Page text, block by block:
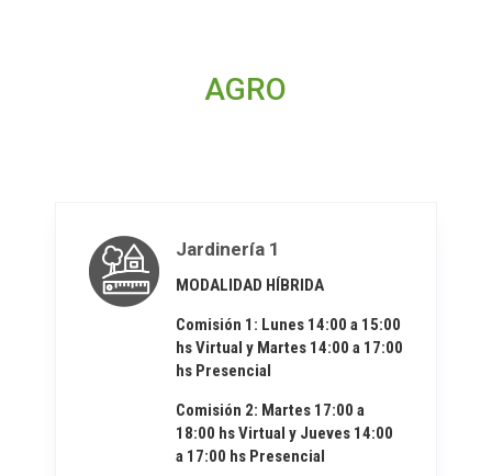
AGRO
Jardinería 1
MODALIDAD HÍBRIDA
Comisión 1: Lunes 14:00 a 1 5:00
hs Virtual y Martes 14:00 a 17:00
hs Presencial
Comisión 2: Martes 17:00 a
18:00 hs Virtual y Jueves 14:00
a 17:00 hs Presencial